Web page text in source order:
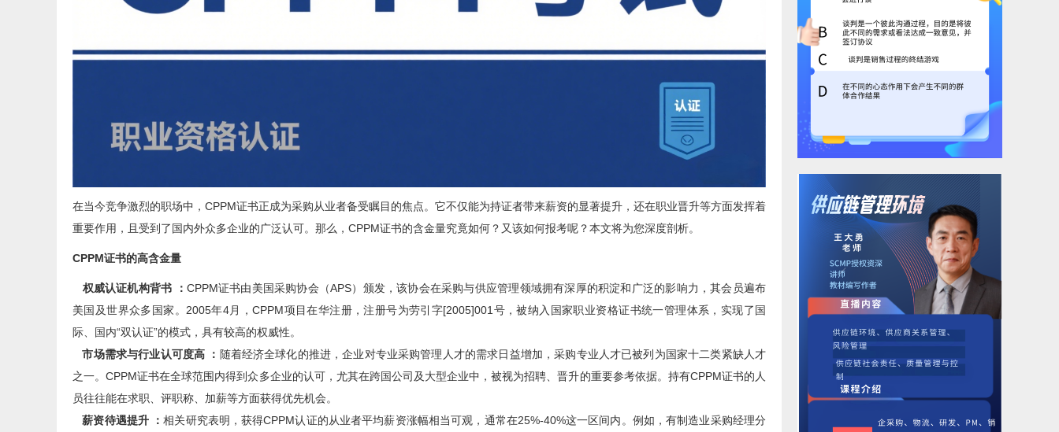
在当今竞争激烈的职场中，CPPM证书正成为采购从业者备受瞩目的焦点。它不仅能为持证者带来薪资的显著提升，还在职业晋升等方面发挥着
重要作用，且受到了国内外众多企业的广泛认可。那么，CPPM证书的含金量究竟如何？又该如何报考呢？本文将为您深度剖析。
CPPM证书的高含金量
权威认证机构背书 ： CPPM证书由美国采购协会（APS）颁发，该协会在采购与供应管理领域拥有深厚的积淀和广泛的影响力，其会员遍布
美国及世界众多国家。2005年4月，CPPM项目在华注册，注册号为劳引字[2005]001号，被纳入国家职业资格证书统一管理体系，实现了国
际、国内“双认证”的模式，具有较高的权威性。
市场需求与行业认可度高 ： 随着经济全球化的推进，企业对专业采购管理人才的需求日益增加，采购专业人才已被列为国家十二类紧缺人才
之一。CPPM证书在全球范围内得到众多企业的认可，尤其在跨国公司及大型企业中，被视为招聘、晋升的重要参考依据。持有CPPM证书的人
员往往能在求职、评职称、加薪等方面获得优先机会。
薪资待遇提升 ：相关研究表明，获得CPPM认证的从业者平均薪资涨幅相当可观，通常在25%-40%这一区间内。例如，有制造业采购经理分